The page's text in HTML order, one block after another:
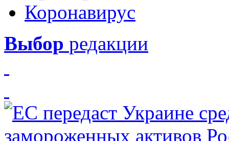
Коронавирус
Выбор редакции